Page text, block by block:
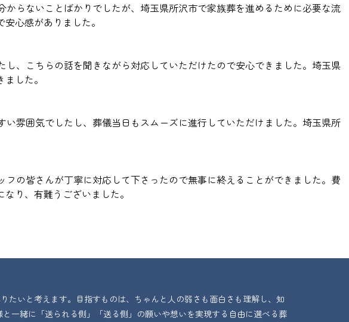
らないことばかりでしたが、埼玉県所沢市で家族葬を進めるために必要な流
心感がありました。
、こちらの話を聞きながら対応していただけたので安心できました。埼玉県
した。
雰囲気でしたし、葬儀当日もスムーズに進行していただけました。埼玉県所
の皆さんが丁寧に対応して下さったので無事に終えることができました。費
り、有難うございました。
たいと考えます。目指すものは、ちゃんと人の弱さも面白さも理解し、知
一緒に「送られる側」「送る側」の願いや想いを実現する自由に選べる葬